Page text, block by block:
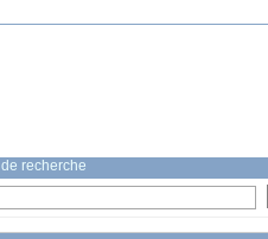
recherche